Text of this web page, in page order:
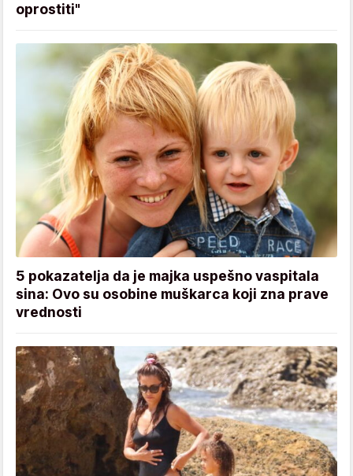
oprostiti"
5 pokazatelja da je majka uspešno vaspitala
sina: Ovo su osobine muškarca koji zna prave
vrednosti